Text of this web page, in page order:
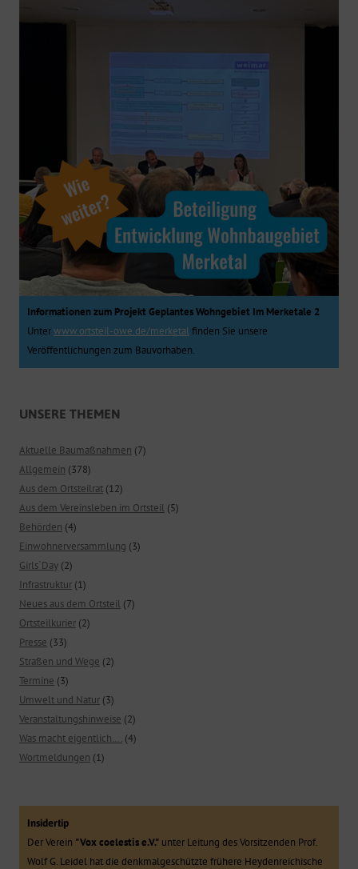
Informationen zum Projekt Geplantes Wohngebiet Im Merketale 2
Unterwww.ortsteil-owe.de/merketalfinden Sie unsere
Veröffentlichungen zum Bauvorhaben.
UNSERE THEMEN
Aktuelle Baumaßnahmen (7)
Allgemein (378)
Aus dem Ortsteilrat (12)
Aus dem Vereinsleben im Ortsteil (5)
Behörden (4)
Einwohnerversammlung (3)
Girls`Day (2)
Infrastruktur (1)
Neues aus dem Ortsteil (7)
Ortsteilkurier (2)
Presse (33)
Straßen und Wege (2)
Termine (3)
Umwelt und Natur (3)
Veranstaltungshinweise (2)
Was macht eigentlich…. (4)
Wortmeldungen (1)
Insidertip
Der Verein "Vox coelestis e.V." unter Leitung des Vorsitzenden Prof.
Wolf G. Leidel hat die denkmalgeschützte frühere Heydenreichische